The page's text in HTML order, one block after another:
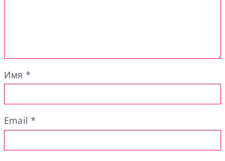
Имя *
Email*